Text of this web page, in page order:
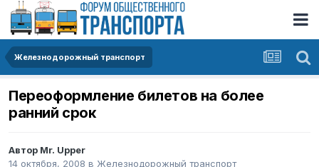
Железнодорожный транспорт
Переоформление билетов на более
ранний срок
Автор Mr. Upper
14 октября, 2008 в Железнодорожный транспорт